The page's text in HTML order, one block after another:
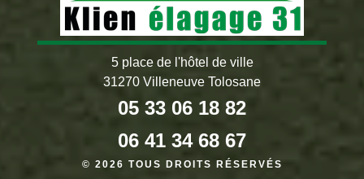
5 place de l'hôtel de ville
31270 Villeneuve Tolosane
05 33 06 18 82
06 41 34 68 67
© 2026 TOUS DROITS RÉSERVÉS